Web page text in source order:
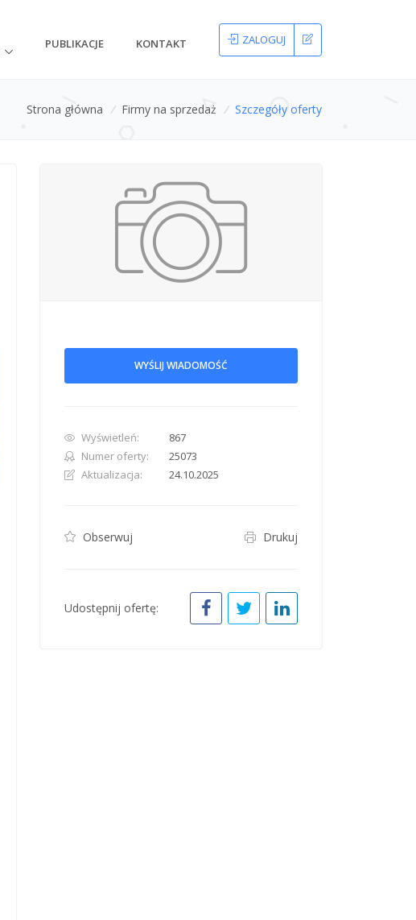
PUBLIKACJE KONTAKT ZALOGUJ
Strona główna / Firmy na sprzedaż / Szczegóły oferty
WYŚLIJ WIADOMOŚĆ
Wyświetleń:
867
Numer oferty:
25073
Aktualizacja:
24.10.2025
Obserwuj Drukuj
Udostępnij ofertę: